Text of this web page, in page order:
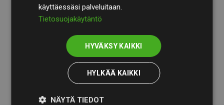
Heidän tarkastuksensa osoittavat, että investoinnit
ilmastohankkeisiin kompensoivat keskimäärin
arvioiduista CO₂-päästöistä
jäsenverkkosivustoilla –
selkeä todiste toimintatapamme todellisesta
käyttäessäsi palveluitaan.
Tietosuojakäytäntö
HYVÄKSY KAIKKI
HYLKÄÄ KAIKKI
NÄYTÄ TIEDOT